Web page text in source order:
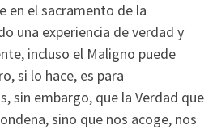
en el sacramento de la
una experiencia de verdad y
incluso el Maligno puede
si lo hace, es para
sin embargo, que la Verdad que
sino que nos acoge, nos